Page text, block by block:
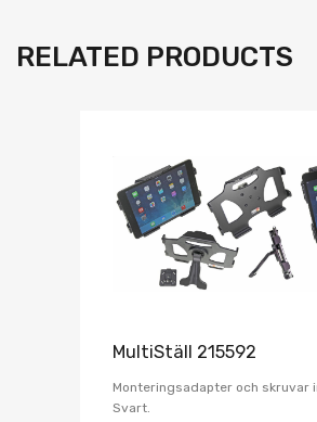
RELATED PRODUCTS
MultiStäll 215592
Monteringsadapter och skruvar
Svart.